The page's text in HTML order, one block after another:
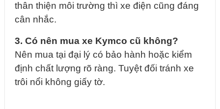
thân thiện môi trường thì xe điện cũng đáng
cân nhắc.
3. Có nên mua xe Kymco cũ không?
Nên mua tại đại lý có bảo hành hoặc kiểm
định chất lượng rõ ràng. Tuyệt đối tránh xe
trôi nổi không giấy tờ.